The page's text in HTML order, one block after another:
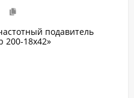
подавитель
200-18х42»